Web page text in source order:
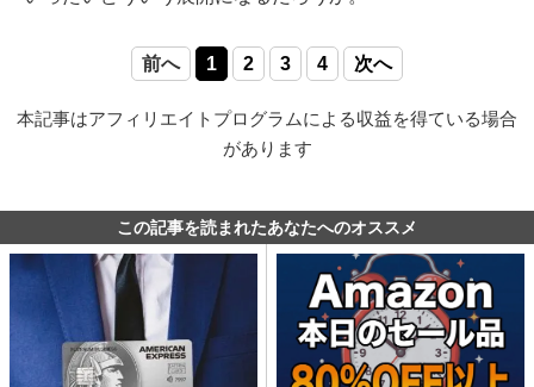
前へ 1 2 3 4 次へ
本記事はアフィリエイトプログラムによる収益を得ている場合
があります
この記事を読まれたあなたへのオススメ